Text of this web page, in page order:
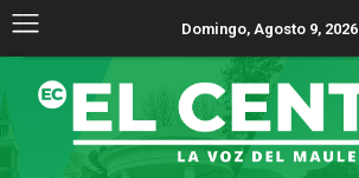
Domingo, Agosto 9, 2026